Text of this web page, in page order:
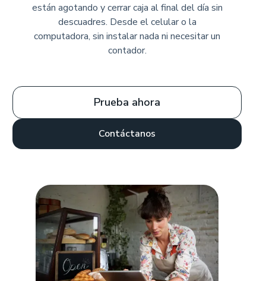
están agotando y cerrar caja al final del día sin
descuadres. Desde el celular o la
computadora, sin instalar nada ni necesitar un
contador.
Prueba ahora
Contáctanos